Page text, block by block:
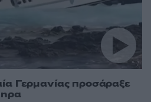
Γερμανίας προσάραξε